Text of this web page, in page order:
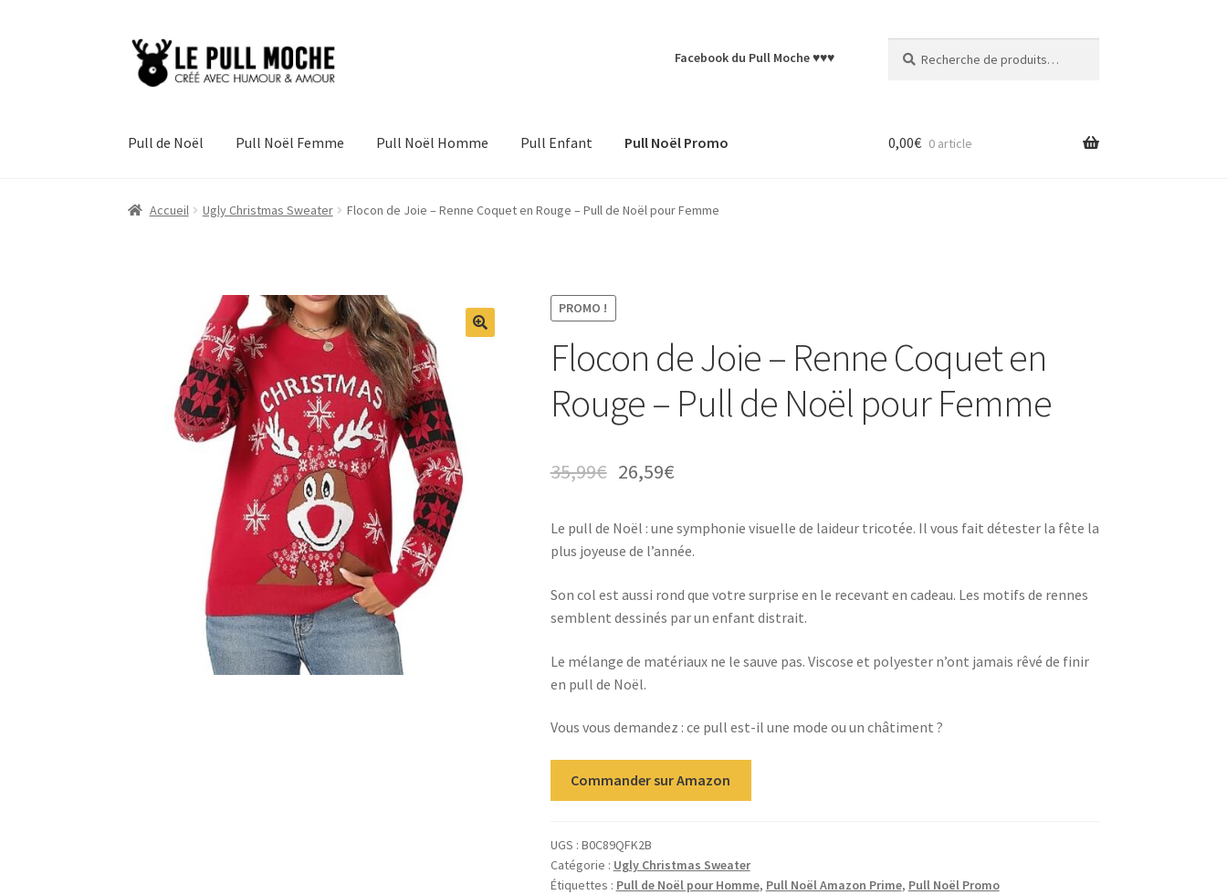
Aller
Aller
au
Facebook du Pull Moche ♥♥♥
pour :
Pull de Noël Pull Noël Femme Pull Noël Homme Pull Enfant Pull Noël Promo 0,00€ 0 article
Accueil Ugly Christmas Sweater Flocon de Joie – Renne Coquet en Rouge – Pull de Noël pour Femme
PROMO !
Flocon de Joie – Renne Coquet en
Rouge – Pull de Noël pour Femme
35,99€ 26,59€
Le pull de Noël : une symphonie visuelle de laideur tricotée. Il vous fait détester la fête la
plus joyeuse de l’année.
Son col est aussi rond que votre surprise en le recevant en cadeau. Les motifs de rennes
semblent dessinés par un enfant distrait.
Le mélange de matériaux ne le sauve pas. Viscose et polyester n’ont jamais rêvé de finir
en pull de Noël.
Vous vous demandez : ce pull est-il une mode ou un châtiment ?
Commander sur Amazon
UGS : B0C89QFK2B
Catégorie : Ugly Christmas Sweater
Étiquettes : Pull de Noël pour Homme, Pull Noël Amazon Prime, Pull Noël Promo